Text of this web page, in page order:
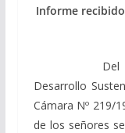
Informe
Del
Desarrollo
Cámara Nº 219/
de los señores